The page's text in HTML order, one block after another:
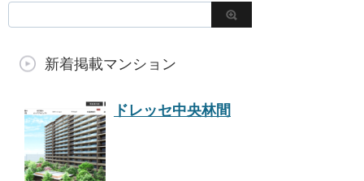
新着掲載マンション
ドレッセ中央林間